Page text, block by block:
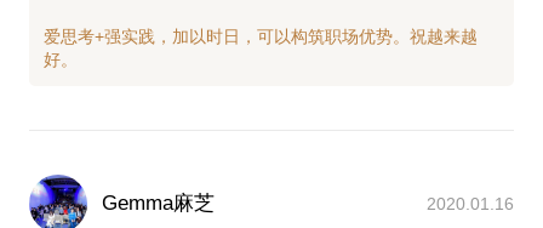
爱思考+强实践，加以时日，可以构筑职场优势。祝越来越
Gemma麻芝 2020.01.16